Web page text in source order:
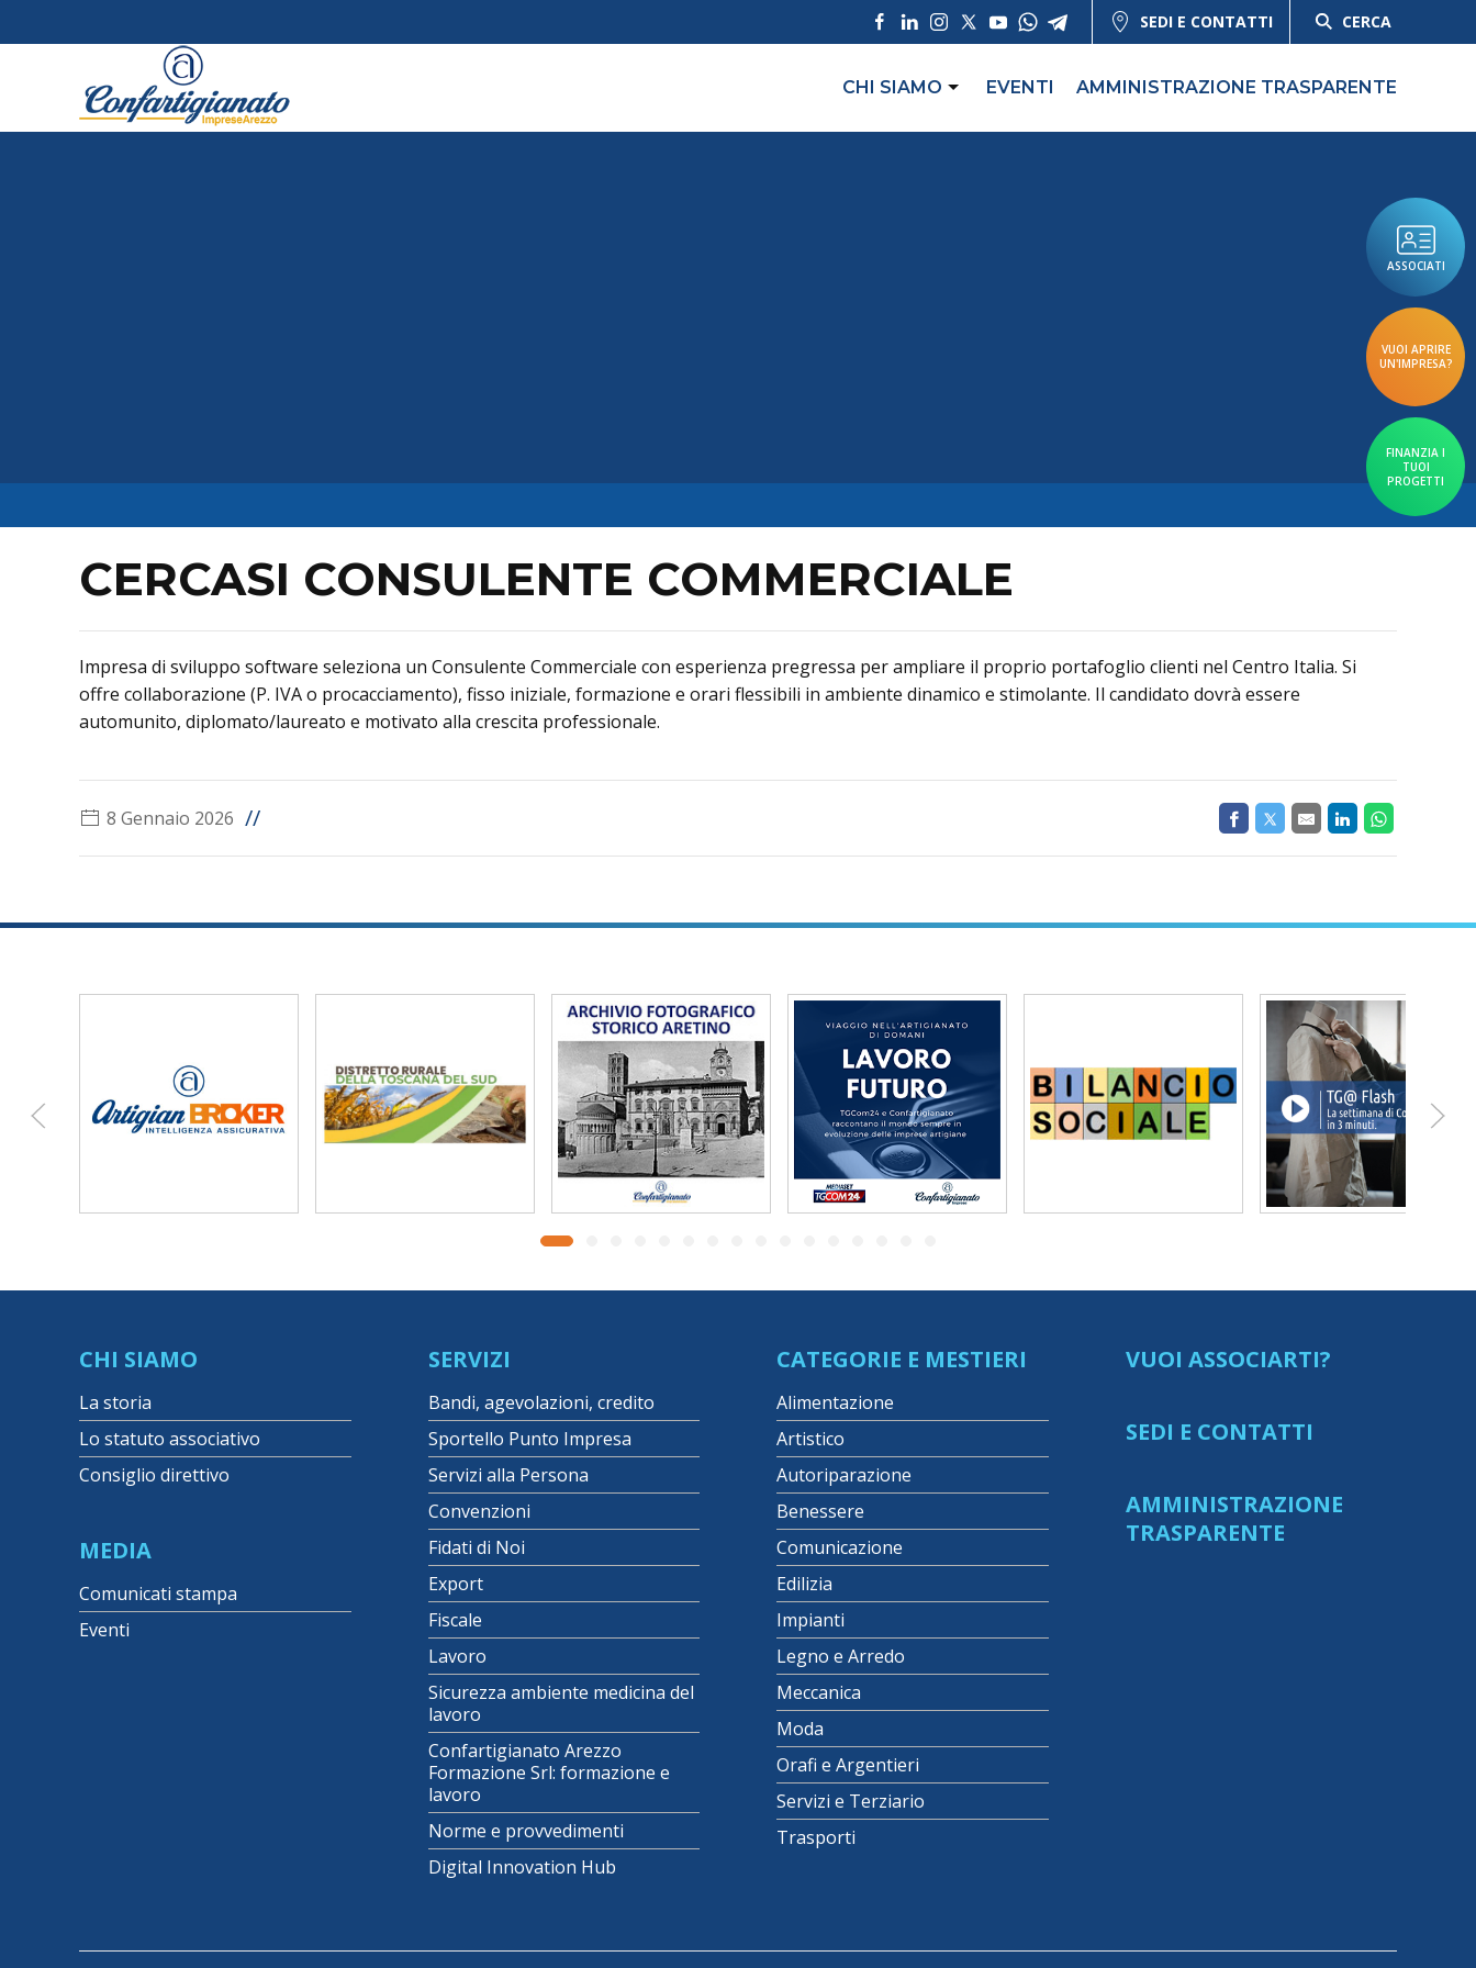
SEDI E CONTATTI CERCA
CHI SIAMO EVENTI AMMINISTRAZIONE TRASPARENTE
ASSOCIATI
VUOI APRIRE
UN'IMPRESA?
FINANZIA I
TUOI
PROGETTI
CERCASI CONSULENTE COMMERCIALE
Impresa di sviluppo software seleziona un Consulente Commerciale con esperienza pregressa per ampliare il proprio portafoglio clienti nel Centro Italia. Si
offre collaborazione (P. IVA o procacciamento), fisso iniziale, formazione e orari flessibili in ambiente dinamico e stimolante. Il candidato dovrà essere
automunito, diplomato/laureato e motivato alla crescita professionale.
8 Gennaio 2026 //
CHI SIAMO
La storia
Lo statuto associativo
Consiglio direttivo
MEDIA
Comunicati stampa
Eventi
SERVIZI
Bandi, agevolazioni, credito
Sportello Punto Impresa
Servizi alla Persona
Convenzioni
Fidati di Noi
Export
Fiscale
Lavoro
Sicurezza ambiente medicina del
lavoro
Confartigianato Arezzo
Formazione Srl: formazione e
lavoro
Norme e provvedimenti
Digital Innovation Hub
CATEGORIE E MESTIERI
Alimentazione
Artistico
Autoriparazione
Benessere
Comunicazione
Edilizia
Impianti
Legno e Arredo
Meccanica
Moda
Orafi e Argentieri
Servizi e Terziario
Trasporti
VUOI ASSOCIARTI?
SEDI E CONTATTI
AMMINISTRAZIONE
TRASPARENTE